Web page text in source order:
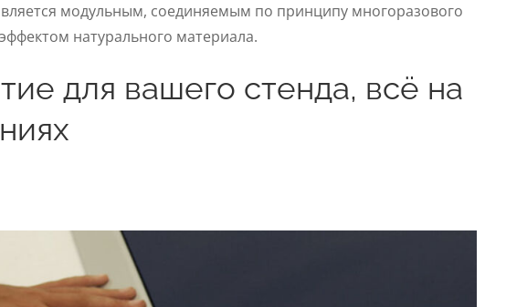
модульным, соединяемым по принципу многоразового
натурального материала.
для вашего стенда, всё на